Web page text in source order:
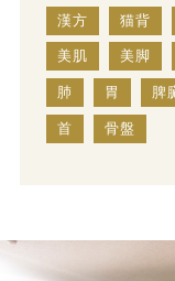
漢方 猫背
美肌 美脚
肺 胃 脾
首 骨盤